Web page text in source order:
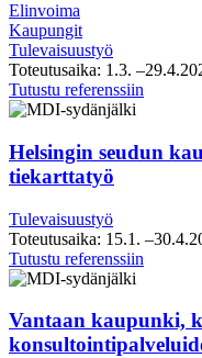
Elinvoima
Kaupungit
Tulevaisuustyö
Toteutusaika: 1.3.
Tutustu referenssiin
Helsingin seudun
tiekarttatyö
Tulevaisuustyö
Toteutusaika: 15.1.
Tutustu referenssiin
visio-
ja
Vantaan kaupunki,